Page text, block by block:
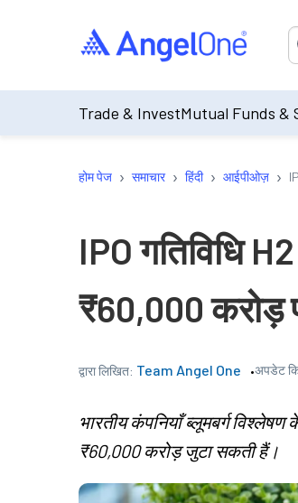
Trade & InvestMutual Funds &
होम पेज › समाचार › हिंदी › आईपीओज़ ›
IPO गतिविधि
₹60,000 करोड़
द्वारा लिखित: Team Angel One अपडेट
भारतीय कंपनियाँ ब्लूमबर्ग
₹60,000 करोड़ जुटा सकती हैं।